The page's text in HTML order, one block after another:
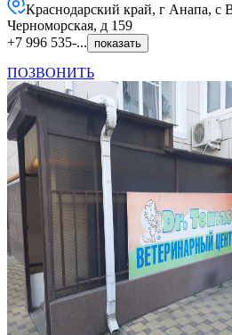
Краснодарский край, г Анапа, с
Черноморская, д 159
+7 996 535-...
показать
ПОЗВОНИТЬ